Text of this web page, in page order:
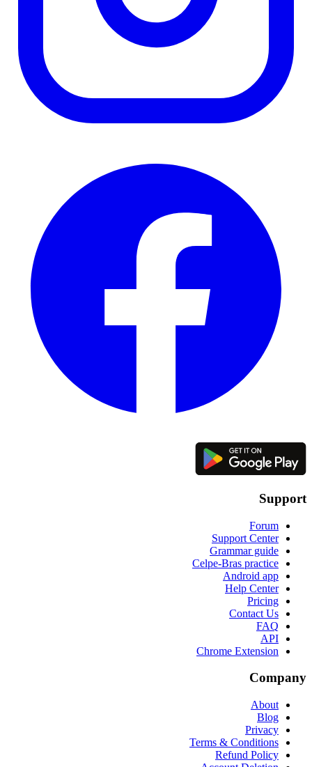
Support
Forum
Support Center
Grammar guide
Celpe-Bras practice
Android app
Help Center
Pricing
Contact Us
FAQ
API
Chrome Extension
Company
About
Blog
Privacy
Terms & Conditions
Refund Policy